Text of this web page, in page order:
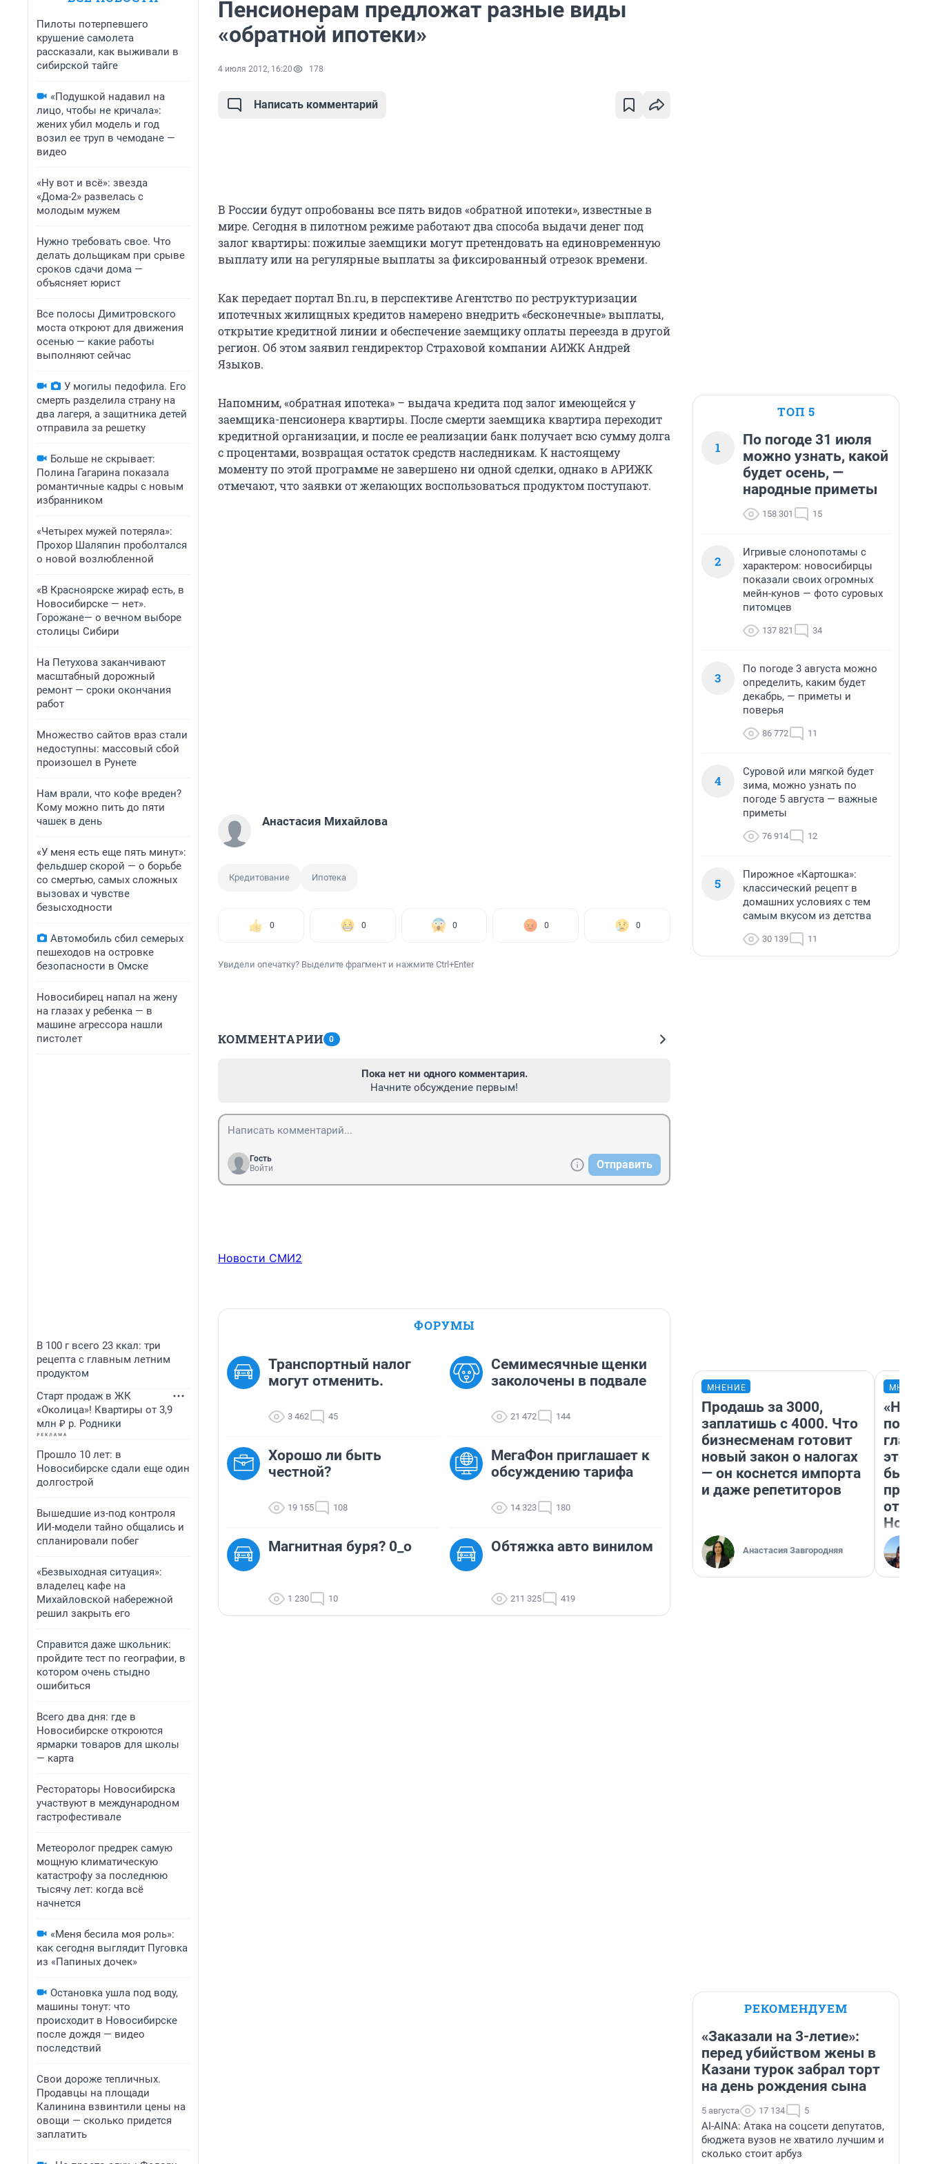
Пилоты потерпевшего
крушение самолета
рассказали, как выживали в
сибирской тайге
«Подушкой надавил на
лицо, чтобы не кричала»:
жених убил модель и год
возил ее труп в чемодане —
видео
«Ну вот и всё»: звезда
«Дома-2» развелась с
молодым мужем
Нужно требовать свое. Что
делать дольщикам при срыве
сроков сдачи дома —
объясняет юрист
Все полосы Димитровского
моста откроют для движения
осенью — какие работы
выполняют сейчас
У могилы педофила. Его
смерть разделила страну на
два лагеря, а защитника детей
отправила за решетку
Больше не скрывает:
Полина Гагарина показала
романтичные кадры с новым
избранником
«Четырех мужей потеряла»:
Прохор Шаляпин проболтался
о новой возлюбленной
«В Красноярске жираф есть, в
Новосибирске — нет».
Горожане— о вечном выборе
столицы Сибири
На Петухова заканчивают
масштабный дорожный
ремонт — сроки окончания
работ
Множество сайтов враз стали
недоступны: массовый сбой
произошел в Рунете
Нам врали, что кофе вреден?
Кому можно пить до пяти
чашек в день
«У меня есть еще пять минут»:
фельдшер скорой — о борьбе
со смертью, самых сложных
вызовах и чувстве
безысходности
Автомобиль сбил семерых
пешеходов на островке
безопасности в Омске
Новосибирец напал на жену
на глазах у ребенка — в
машине агрессора нашли
пистолет
В 100 г всего 23 ккал: три
рецепта с главным летним
продуктом
Старт продаж в ЖК
«Околица»! Квартиры от 3,9
млн ₽ р. Родники
Прошло 10 лет: в
Новосибирске сдали еще один
долгострой
Вышедшие из-под контроля
ИИ-модели тайно общались и
спланировали побег
«Безвыходная ситуация»:
владелец кафе на
Михайловской набережной
решил закрыть его
Справится даже школьник:
пройдите тест по географии, в
котором очень стыдно
ошибиться
Всего два дня: где в
Новосибирске откроются
ярмарки товаров для школы
— карта
Рестораторы Новосибирска
участвуют в международном
гастрофестивале
Метеоролог предрек самую
мощную климатическую
катастрофу за последнюю
тысячу лет: когда всё
начнется
«Меня бесила моя роль»:
как сегодня выглядит Пуговка
из «Папиных дочек»
Остановка ушла под воду,
машины тонут: что
происходит в Новосибирске
после дождя — видео
последствий
Свои дороже тепличных.
Продавцы на площади
Калинина взвинтили цены на
овощи — сколько придется
заплатить
Пенсионерам предложат разные виды
«обратной ипотеки»
4 июля 2012, 16:20 178
Написать комментарий
В России будут опробованы все пять видов «обратной ипотеки», известные в
мире. Сегодня в пилотном режиме работают два способа выдачи денег под
залог квартиры: пожилые заемщики могут претендовать на единовременную
выплату или на регулярные выплаты за фиксированный отрезок времени.
Как передает портал Вn.ru, в перспективе Агентство по реструктуризации
ипотечных жилищных кредитов намерено внедрить «бесконечные» выплаты,
открытие кредитной линии и обеспечение заемщику оплаты переезда в другой
регион. Об этом заявил гендиректор Страховой компании АИЖК Андрей
Языков.
Напомним, «обратная ипотека» – выдача кредита под залог имеющейся у
заемщика-пенсионера квартиры. После смерти заемщика квартира переходит
кредитной организации, и после ее реализации банк получает всю сумму долга
с процентами, возвращая остаток средств наследникам. К настоящему
моменту по этой программе не завершено ни одной сделки, однако в АРИЖК
отмечают, что заявки от желающих воспользоваться продуктом поступают.
Анастасия Михайлова
Кредитование Ипотека
0 0 0 0 0
Увидели опечатку? Выделите фрагмент и нажмите Ctrl+Enter
КОММЕНТАРИИ 0
Пока нет ни одного комментария.
Начните обсуждение первым!
Гость
Войти
Отправить
Новости СМИ2
ФОРУМЫ
Транспортный налог
могут отменить.
3 462 45
Семимесячные щенки
заколочены в подвале
21 472 144
Хорошо ли быть
честной?
19 155 108
МегаФон приглашает к
обсуждению тарифа
14 323 180
Магнитная буря? 0_o
1 230 10
Обтяжка авто винилом
211 325 419
ТОП 5
1
По погоде 31 июля
можно узнать, какой
будет осень, —
народные приметы
158 301 15
2
Игривые слонопотамы с
характером: новосибирцы
показали своих огромных
мейн-кунов — фото суровых
питомцев
137 821 34
3
По погоде 3 августа можно
определить, каким будет
декабрь, — приметы и
поверья
86 772 11
4
Суровой или мягкой будет
зима, можно узнать по
погоде 5 августа — важные
приметы
76 914 12
5
Пирожное «Картошка»:
классический рецепт в
домашних условиях с тем
самым вкусом из детства
30 139 11
МНЕНИЕ
Продашь за 3000,
заплатишь с 4000. Что
бизнесменам готовит
новый закон о налогах
— он коснется импорта
и даже репетиторов
Анастасия Завгородняя
этого
бьет
РЕКОМЕНДУЕМ
«Заказали на 3-летие»:
перед убийством жены в
Казани турок забрал торт
на день рождения сына
5 августа 17 134 5
AI-AINA: Атака на соцсети депутатов,
бюджета вузов не хватило лучшим и
сколько стоит арбуз